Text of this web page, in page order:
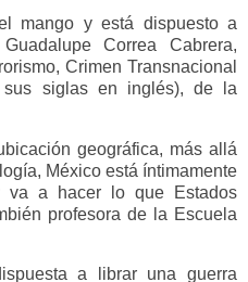
mango y está dispuesto a
Correa Cabrera,
Crimen Transnacional
sus siglas en inglés), de la
geográfica, más allá
México está íntimamente
va a hacer lo que Estados
profesora de la Escuela
a librar una guerra